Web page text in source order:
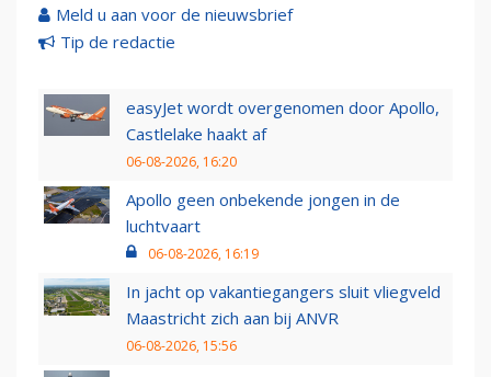
Meld u aan voor de nieuwsbrief
Tip de redactie
easyJet wordt overgenomen door Apollo,
Castlelake haakt af
06-08-2026, 16:20
Apollo geen onbekende jongen in de
luchtvaart
06-08-2026, 16:19
In jacht op vakantiegangers sluit vliegveld
Maastricht zich aan bij ANVR
06-08-2026, 15:56